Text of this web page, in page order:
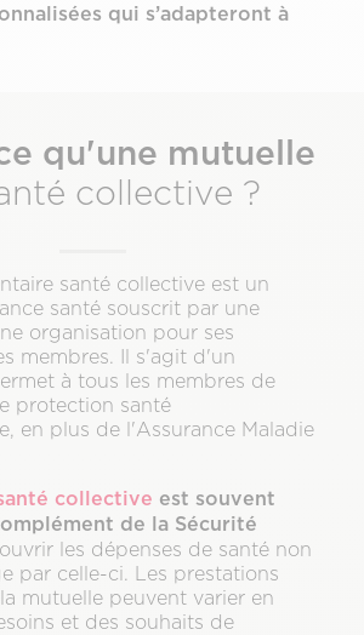
qui s’adapteront à
qu'une mutuelle
collective ?
santé collective est un
santé souscrit par une
organisation pour ses
membres. Il s'agit d'un
à tous les membres de
protection santé
en plus de l'Assurance Maladie
collective est souvent
de la Sécurité
les dépenses de santé non
par celle-ci. Les prestations
mutuelle peuvent varier en
et des souhaits de